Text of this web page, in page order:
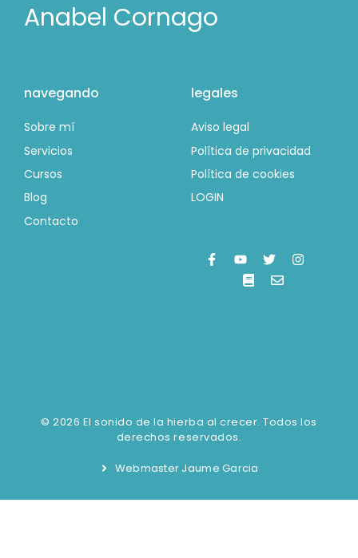
Anabel Cornago
navegando
Sobre mí
Servicios
Cursos
Blog
Contacto
legales
Aviso legal
Política de privacidad
Política de cookies
LOGIN
© 2026 El sonido de la hierba al crecer. Todos los
derechos reservados.
Webmaster Jaume Garcia